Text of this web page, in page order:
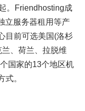
。Friendhosting成
立服务器租用等产
目前可选美国(洛杉
、荷兰、拉脱维
国家的13个地区机
式。